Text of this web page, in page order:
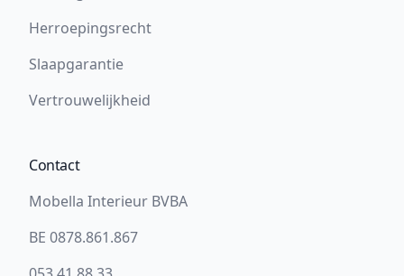
Herroepingsrecht
Slaapgarantie
Vertrouwelijkheid
Contact
Mobella Interieur BVBA
BE 0878.861.867